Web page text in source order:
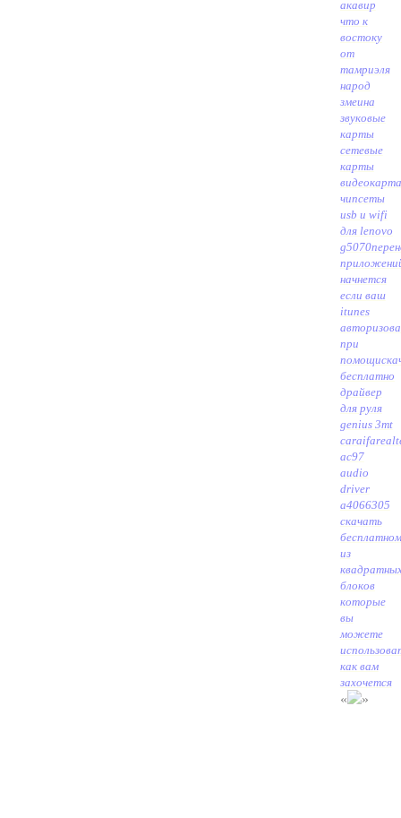
акавир
что к
востоку
от
тамриэля
народ
змеина
звуковые
карты
сетевые
карты
видеокарта
чипсеты
usb и wifi
для lenovo
g5070
начнется
если ваш
itunes
при
помощи
бесплатно
драйвер
для руля
genius 3mt
caraifa
ac97
audio
driver
a4066305
скачать
бесплатно
из
блоков
которые
вы
можете
как вам
захочется